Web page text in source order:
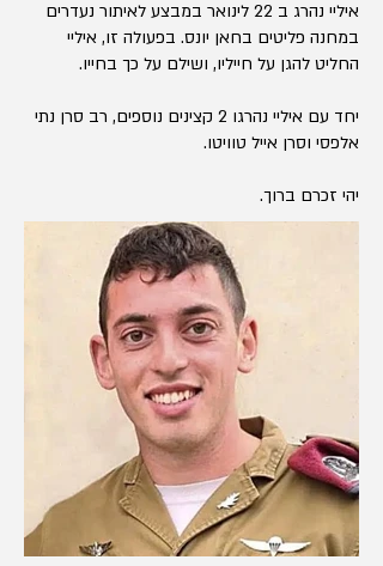
איליי נהרג ב 22 לינואר במבצע לאיתור נעדרים
במחנה פליטים בחאן יונס. בפעולה זו, איליי
החליט להגן על חייליו, ושילם על כך בחייו.
יחד עם איליי נהרגו 2 קצינים נוספים, רב סרן נתי
אלפסי וסרן אייל טוויטו.
יהי זכרם ברוך.